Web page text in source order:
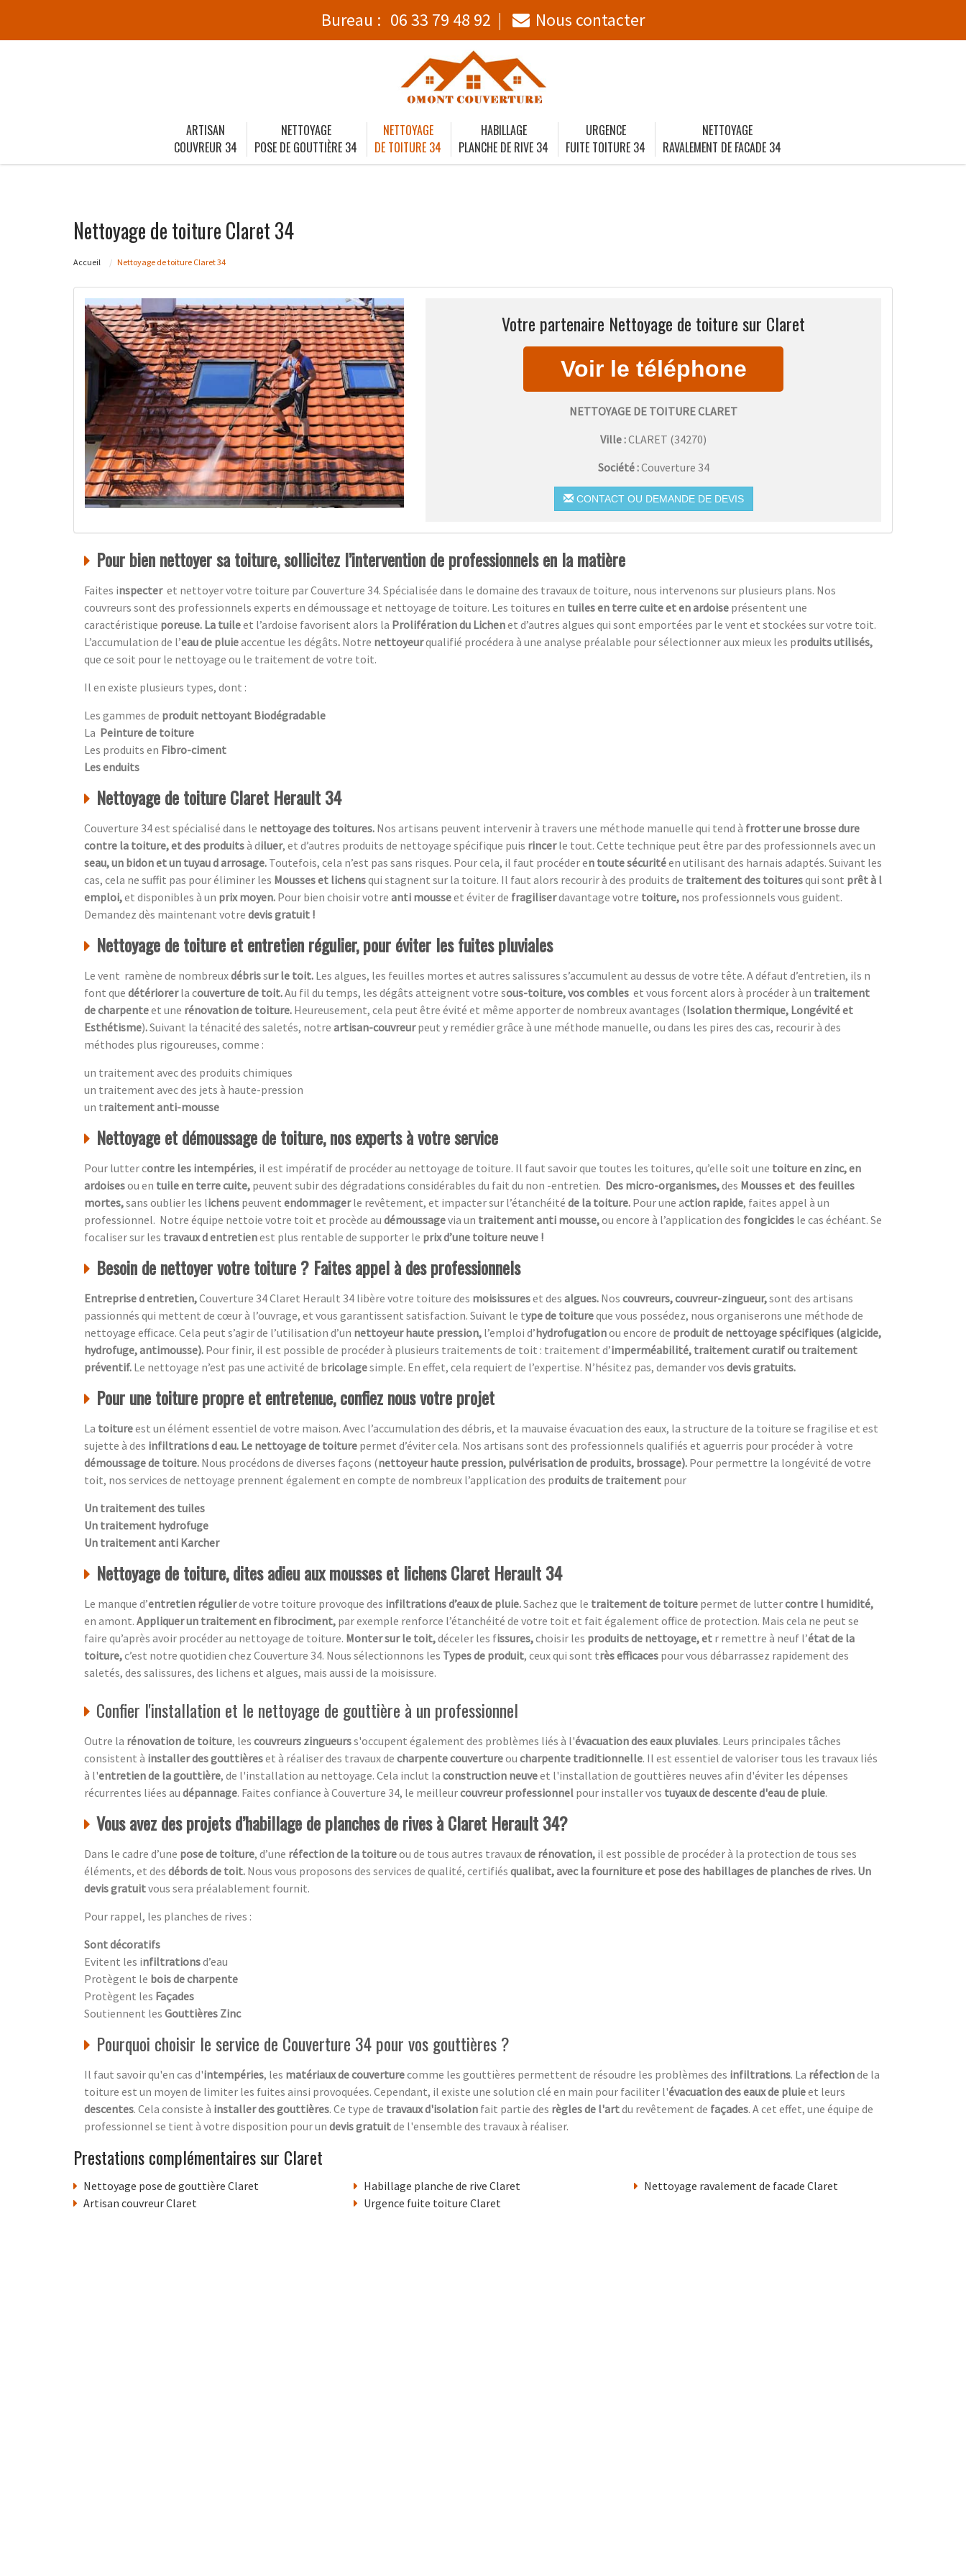
Bureau : 06 33 79 48 92 Nous contacter
ARTISAN
COUVREUR 34
NETTOYAGE
POSE DE GOUTTIÈRE 34
NETTOYAGE
DE TOITURE 34
HABILLAGE
PLANCHE DE RIVE 34
URGENCE
FUITE TOITURE 34
NETTOYAGE
RAVALEMENT DE FACADE 34
Nettoyage de toiture Claret 34
Accueil Nettoyage de toiture Claret 34
Votre partenaire Nettoyage de toiture sur Claret
NETTOYAGE DE TOITURE CLARET
Ville :CLARET (34270)
Société :Couverture 34
CONTACT OU DEMANDE DE DEVIS
Pour bien nettoyer sa toiture, sollicitez l’intervention de professionnels en la matière
Faites inspecter et nettoyer votre toiture parCouverture 34. Spécialisée dans le domaine des travaux de toiture, nous intervenons sur plusieurs plans. Nos
couvreurs sont des professionnels experts en démoussage et nettoyage de toiture. Les toitures en tuiles en terre cuite et en ardoise présentent une
caractéristique poreuse. La tuileet l’ardoise favorisent alors la Prolifération du Lichenet d’autres algues qui sont emportées par le vent et stockées sur votre toit.
L’accumulation de l’eau de pluieaccentue les dégâts. Notre nettoyeurqualifié procédera à une analyse préalable pour sélectionner aux mieux les produits utilisés,
que ce soit pour le nettoyage ou le traitement de votre toit.
Il en existe plusieurs types, dont :
Les gammes de produit nettoyant Biodégradable
La Peinture de toiture
Les produits en Fibro-ciment
Les enduits
Nettoyage de toiture Claret Herault 34
Couverture 34 est spécialisé dans le nettoyage des toitures. Nos artisans peuvent intervenir à travers une méthode manuelle qui tend à frotter une brosse dure
contre la toiture, et des produitsà diluer, et d’autres produits de nettoyage spécifique puis rincerle tout. Cette technique peut être par des professionnels avec un
seau, un bidon et un tuyau d arrosage. Toutefois, cela n’est pas sans risques. Pour cela, il faut procéder en toute sécuritéen utilisant des harnais adaptés. Suivant les
cas, cela ne suffit pas pour éliminer les Mousses et lichensqui stagnent sur la toiture. Il faut alors recourir à des produits de traitement des toituresqui sont prêt à l
emploi,et disponibles à un prix moyen. Pour bien choisir votre anti mousseet éviter de fragiliserdavantage votre toiture, nos professionnels vous guident.
Demandez dès maintenant votre devis gratuit !
Nettoyage de toiture et entretien régulier, pour éviter les fuites pluviales
Le vent ramène de nombreuxdébrissur le toit. Les algues, les feuilles mortes et autres salissures s’accumulent au dessus de votre tête. A défaut d’entretien, ils n
font que détériorerla couverture de toit.Au fil du temps, les dégâts atteignent votre sous-toiture, vos combles et vous forcent alors à procéder à un traitement
de charpenteet une rénovation de toiture. Heureusement, cela peut être évité et même apporter de nombreux avantages (Isolation thermique, Longévité et
Esthétisme).Suivant la ténacité des saletés, notre artisan-couvreurpeut y remédier grâce à une méthode manuelle, ou dans les pires des cas, recourir à des
méthodes plus rigoureuses, comme :
un traitement avec des produits chimiques
un traitement avec des jets à haute-pression
un traitement anti-mousse
Nettoyage et démoussage de toiture, nos experts à votre service
Pour lutter contre les intempéries, il est impératif de procéder au nettoyage de toiture. Il faut savoir que toutes les toitures, qu’elle soit une toiture en zinc, en
ardoisesou en tuile en terre cuite, peuvent subir des dégradations considérables du fait du non -entretien. Des micro-organismes,des Mousses et des feuilles
mortes,sans oublier les lichens peuvent endommagerle revêtement, et impacter sur l’étanchéité de la toiture. Pour une action rapide, faites appel à un
professionnel. Notre équipe nettoie votre toit et procède au démoussagevia un traitement anti mousse,ou encore à l’application des fongicides le cas échéant. Se
focaliser sur les travaux d entretienest plus rentable de supporter le prix d’une toiture neuve !
Besoin de nettoyer votre toiture ? Faites appel à des professionnels
Entreprise d entretien,Couverture 34 Claret Herault 34 libère votre toiture des moisissureset des algues. Nos couvreurs, couvreur-zingueur,sont des artisans
passionnés qui mettent de cœur à l’ouvrage, et vous garantissent satisfaction. Suivant le type de toitureque vous possédez, nous organiserons une méthode de
nettoyage efficace. Cela peut s’agir de l’utilisation d’un nettoyeur haute pression, l’emploi d’hydrofugationou encore de produit de nettoyage spécifiques (algicide,
hydrofuge, antimousse). Pour finir, il est possible de procéder à plusieurs traitements de toit : traitement d’imperméabilité, traitement curatif ou traitement
préventif. Le nettoyage n’est pas une activité de bricolagesimple. En effet, cela requiert de l’expertise. N’hésitez pas, demander vos devis gratuits.
Pour une toiture propre et entretenue, confiez nous votre projet
La toitureest un élément essentiel de votre maison. Avec l’accumulation des débris, et la mauvaise évacuation des eaux, la structure de la toiture se fragilise et est
sujette à des infiltrations d eau. Le nettoyage de toiture permet d’éviter cela. Nos artisans sont des professionnels qualifiés et aguerris pour procéder à votre
démoussage de toiture. Nous procédons de diverses façons (nettoyeur haute pression, pulvérisation de produits, brossage). Pour permettre la longévité de votre
toit, nos services de nettoyage prennent également en compte de nombreux l’application des produits de traitement pour
Un traitement des tuiles
Un traitement hydrofuge
Un traitement anti Karcher
Nettoyage de toiture, dites adieu aux mousses et lichens Claret Herault 34
Le manque d’entretien régulierde votre toiture provoque des infiltrations d’eaux de pluie.Sachez que le traitement de toiture permet de luttercontre l humidité,
en amont. Appliquer un traitement en fibrociment, par exemple renforce l’étanchéité de votre toit et fait également office de protection. Mais cela ne peut se
faire qu’après avoir procéder au nettoyage de toiture. Monter sur le toit,déceler les fissures,choisir les produits de nettoyage, et r remettre à neuf l’état de la
toiture,c’est notre quotidien chez Couverture 34. Nous sélectionnons les Types de produit, ceux qui sont très efficaces pour vous débarrassez rapidement des
saletés, des salissures, des lichens et algues, mais aussi de la moisissure.
Confier l'installation et le nettoyage de gouttière à un professionnel
Outre la rénovation de toiture, les couvreurs zingueurss'occupent également des problèmes liés à l'évacuation des eaux pluviales. Leurs principales tâches
consistent à installer des gouttièreset à réaliser des travaux de charpente couvertureou charpente traditionnelle. Il est essentiel de valoriser tous les travaux liés
à l'entretien de la gouttière, de l'installation au nettoyage. Cela inclut la construction neuveet l'installation de gouttières neuves afin d'éviter les dépenses
récurrentes liées au dépannage. Faites confiance à Couverture 34, le meilleurcouvreur professionnel pour installer vos tuyaux de descente d'eau de pluie.
Vous avez des projets d’habillage de planches de rives à Claret Herault 34?
Dans le cadre d’une pose de toiture, d’une réfection de la toitureou de tous autres travauxde rénovation, il est possible de procéder à la protection de tous ses
éléments, et des débords de toit. Nous vous proposons des services de qualité, certifiés qualibat, avec la fourniture et pose des habillages de planches de rives. Un
devis gratuitvous sera préalablement fournit.
Pour rappel, les planches de rives :
Sont décoratifs
Evitent les infiltrationsd’eau
Protègent le bois de charpente
Protègent les Façades
Soutiennent les Gouttières Zinc
Pourquoi choisir le service de Couverture 34 pour vos gouttières ?
Il faut savoir qu'en cas d'intempéries, les matériaux de couverturecomme les gouttières permettent de résoudre les problèmes des infiltrations. La réfectionde la
toiture est un moyen de limiter les fuites ainsi provoquées. Cependant, il existe une solution clé en main pour faciliter l'évacuation des eaux de pluieet leurs
descentes. Cela consiste à installer des gouttières. Ce type de travaux d'isolation fait partie des règles de l'artdu revêtement de façades. A cet effet, une équipe de
professionnel se tient à votre disposition pour un devis gratuitde l'ensemble des travaux à réaliser.
Prestations complémentaires sur Claret
Nettoyage pose de gouttière Claret
Artisan couvreur Claret
Habillage planche de rive Claret
Urgence fuite toiture Claret
Nettoyage ravalement de facade Claret